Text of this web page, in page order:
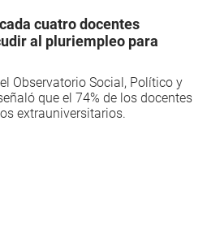
cuatro docentes
al pluriempleo para
Observatorio Social, Político y
que el 74% de los docentes
extrauniversitarios.